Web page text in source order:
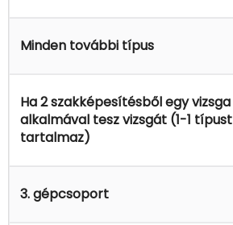
Minden további típus
Ha 2 szakképesítésből egy vizsga
alkalmával tesz vizsgát (1-1 típust
tartalmaz)
3. gépcsoport